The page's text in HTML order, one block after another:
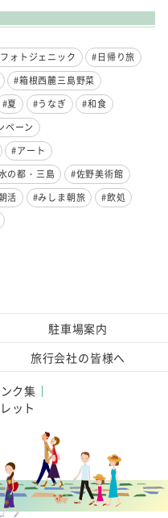
ォトジェニック
#日帰り旅
#箱根西麓三島野菜
#夏 #うなぎ
#和食
ペーン
#アート
の都・三島
#佐野美術館
活 #みしま朝旅
#飲処
駐車場案内
旅行会社の皆様へ
ク集
ット